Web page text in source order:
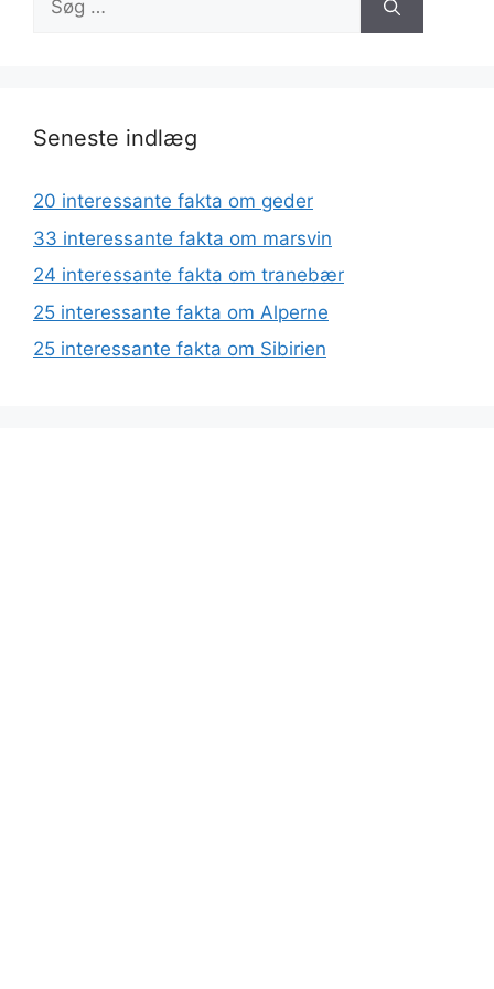
efter:
Seneste indlæg
20 interessante fakta om geder
33 interessante fakta om marsvin
24 interessante fakta om tranebær
25 interessante fakta om Alperne
25 interessante fakta om Sibirien